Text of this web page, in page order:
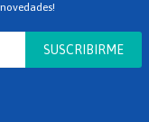
SUSCRIBIRME